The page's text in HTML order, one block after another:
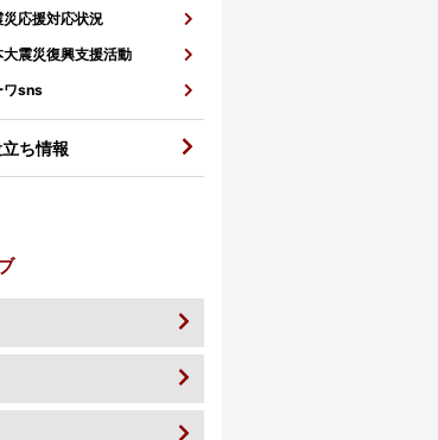
災応援対応状況
大震災復興支援活動
ワsns
ち情報